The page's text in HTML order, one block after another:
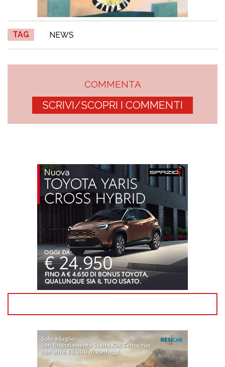
TAG NEWS
COMMENTA
SCRIVI/SCOPRI I COMMENTI